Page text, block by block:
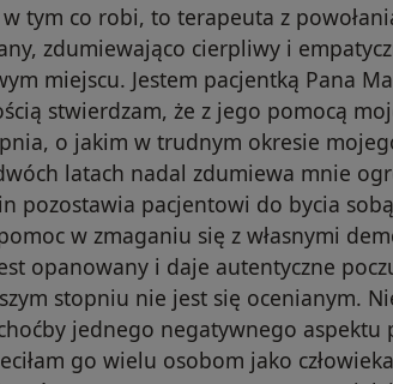
tym co robi, to terapeuta z
zdumiewająco cierpliwy i
miejscu. Jestem pacjentką Pana
stwierdzam, że z jego pomocą
o jakim w trudnym okresie
latach nadal zdumiewa mnie
pozostawia pacjentowi do bycia
w zmaganiu się z własnymi
opanowany i daje autentyczne
stopniu nie jest się ocenianym.
jednego negatywnego aspektu
go wielu osobom jako